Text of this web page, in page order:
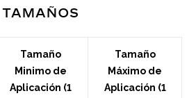
Tamaños
Tamaño
Minimo de
Aplicación (1
Tamaño
Máximo de
Aplicación (1